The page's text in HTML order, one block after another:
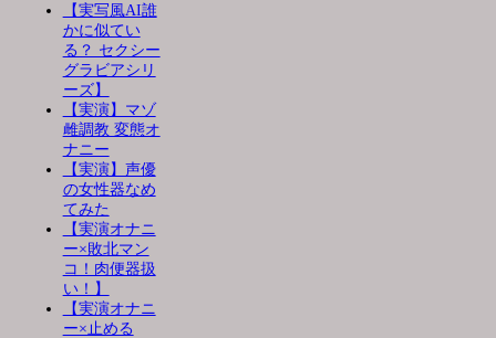
【実写風AI誰
かに似てい
る？ セクシー
グラビアシリ
ーズ】
【実演】マゾ
雌調教 変態オ
ナニー
【実演】声優
の女性器なめ
てみた
【実演オナニ
ー×敗北マン
コ！肉便器扱
い！】
【実演オナニ
ー×止める